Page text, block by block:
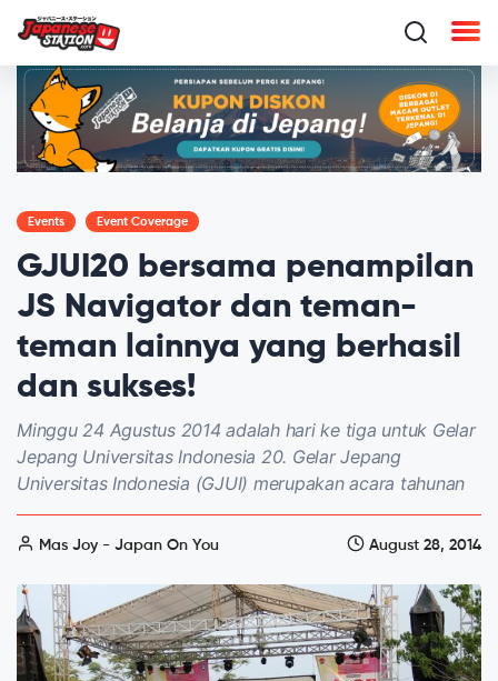
Events Event Coverage
GJUI20 bersama penampilan
JS Navigator dan teman-
teman lainnya yang berhasil
dan sukses!
Minggu 24 Agustus 2014 adalah hari ke tiga untuk Gelar
Jepang Universitas Indonesia 20. Gelar Jepang
Universitas Indonesia (GJUI) merupakan acara tahunan
Mas Joy - Japan On You August 28, 2014